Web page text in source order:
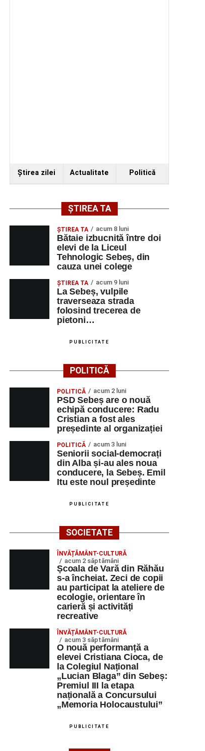
Ştirea zilei Actualitate Politică
ȘTIREA TA
ŞTIREA TA acum 8 luni
Bătaie izbucnită între doi
elevi de la Liceul
Tehnologic Sebeș, din
cauza unei colege
ŞTIREA TA acum 9 luni
La Sebeș, vulpile
traverseaza strada
folosind trecerea de
pietoni…
PUBLICITATE
POLITICĂ
POLITICĂ acum 2 luni
PSD Sebeș are o nouă
echipă conducere: Radu
Cristian a fost ales
președinte al organizației
POLITICĂ acum 3 luni
Seniorii social-democrați
din Alba și-au ales noua
conducere, la Sebeș. Emil
Itu este noul președinte
PUBLICITATE
SOCIETATE
ÎNVĂȚĂMÂNT-CULTURĂ
acum 2 săptămâni
Școala de Vară din Răhău
s-a încheiat. Zeci de copii
au participat la ateliere de
ecologie, orientare în
carieră și activități
recreative
ÎNVĂȚĂMÂNT-CULTURĂ
acum 3 săptămâni
O nouă performanță a
elevei Cristiana Cioca, de
la Colegiul Național
„Lucian Blaga” din Sebeș:
Premiul III la etapa
națională a Concursului
„Memoria Holocaustului”
PUBLICITATE